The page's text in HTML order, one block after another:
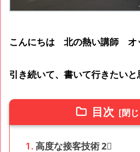
こんにちは 北の熱い講師 オ
引き続いて、書いて行きたいと
目次
高度な接客技術 2⃣